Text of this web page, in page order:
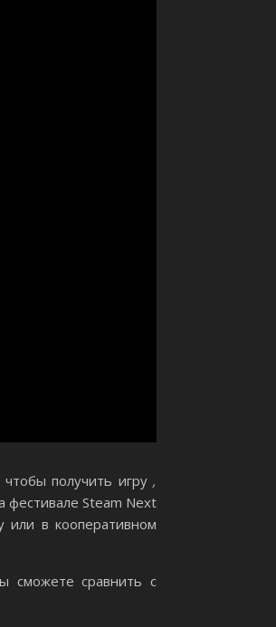
получить игру ,
фестивале Steam Next
или в кооперативном
сможете сравнить с